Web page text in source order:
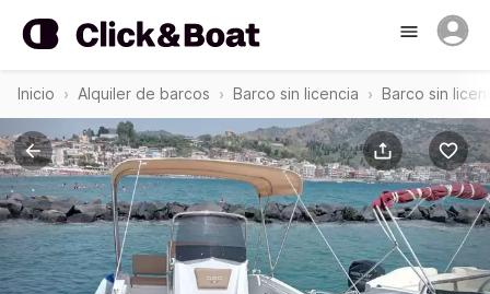
Inicio Alquiler de barcos Barco sin licencia Barco sin